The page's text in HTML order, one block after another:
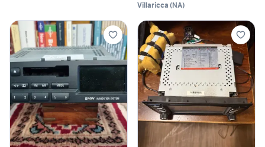
Villaricca (NA)